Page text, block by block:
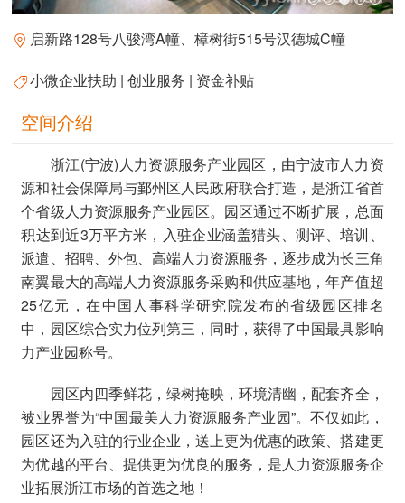
启新路128号八骏湾A幢、樟树街515号汉德城C幢
小微企业扶助 | 创业服务 | 资金补贴
空间介绍
浙江(宁波)人力资源服务产业园区，由宁波市人力资
源和社会保障局与鄞州区人民政府联合打造，是浙江省首
个省级人力资源服务产业园区。园区通过不断扩展，总面
积达到近3万平方米，入驻企业涵盖猎头、测评、培训、
派遣、招聘、外包、高端人力资源服务，逐步成为长三角
南翼最大的高端人力资源服务采购和供应基地，年产值超
25亿元，在中国人事科学研究院发布的省级园区排名
中，园区综合实力位列第三，同时，获得了中国最具影响
力产业园称号。
园区内四季鲜花，绿树掩映，环境清幽，配套齐全，
被业界誉为“中国最美人力资源服务产业园”。不仅如此，
园区还为入驻的行业企业，送上更为优惠的政策、搭建更
为优越的平台、提供更为优良的服务，是人力资源服务企
业拓展浙江市场的首选之地！